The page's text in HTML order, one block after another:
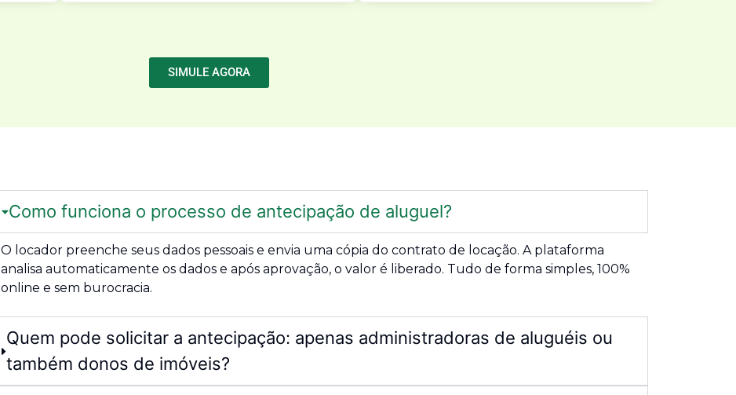
SIMULE AGORA
Como funciona o processo de antecipação de aluguel?
O locador preenche seus dados pessoais e envia uma cópia do contrato de locação. A plataforma
analisa automaticamente os dados e após aprovação, o valor é liberado. Tudo de forma simples, 100%
online e sem burocracia.
Quem pode solicitar a antecipação: apenas administradoras de aluguéis ou
também donos de imóveis?